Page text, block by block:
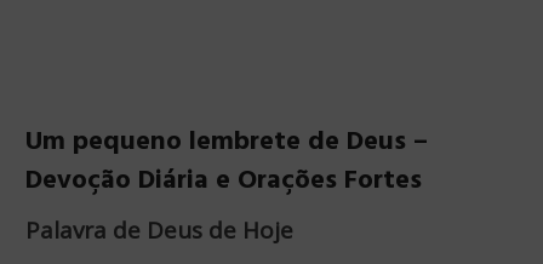
Um pequeno lembrete de Deus –
Devoção Diária e Orações Fortes
Palavra de Deus de Hoje